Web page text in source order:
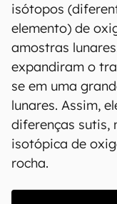
isótopos
elemento) de
amostras
expandiram o
se em uma
lunares. Assim,
diferenças sutis,
isotópica de
rocha.